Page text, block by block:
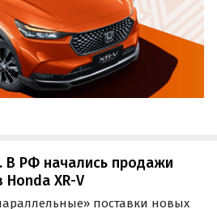
В РФ начались продажи
XR-V
поставки новых